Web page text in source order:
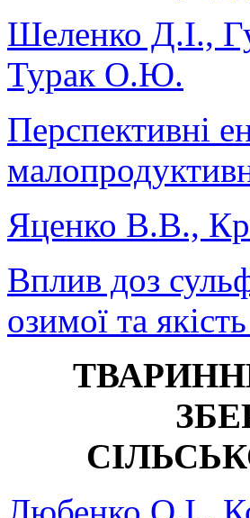
Шеленко Д.І.,
Турак О.Ю.
Перспективні
Яценко В.В.,
Вплив доз
озимої та